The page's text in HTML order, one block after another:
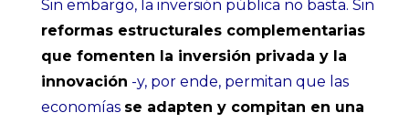
Sin embargo, la inversión pública no basta. Sin
reformas estructurales complementarias
que fomenten la inversión privada y la
innovación -y, por ende, permitan que las
economías se adapten y compitan en una